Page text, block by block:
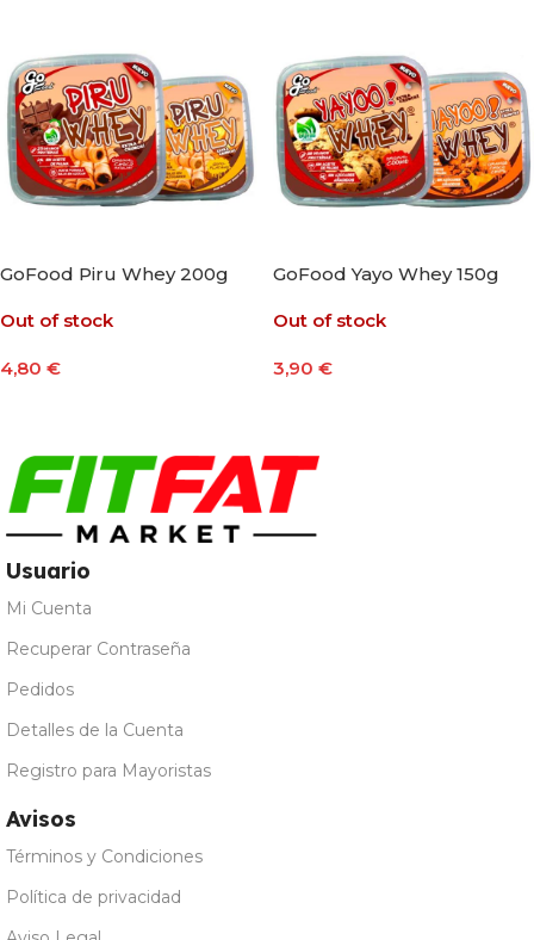
GoFood Piru Whey 200g
Out of stock
4,80 €
GoFood Yayo Whey 150g
Out of stock
3,90 €
Usuario
Mi Cuenta
Recuperar Contraseña
Pedidos
Detalles de la Cuenta
Registro para Mayoristas
Avisos
Términos y Condiciones
Política de privacidad